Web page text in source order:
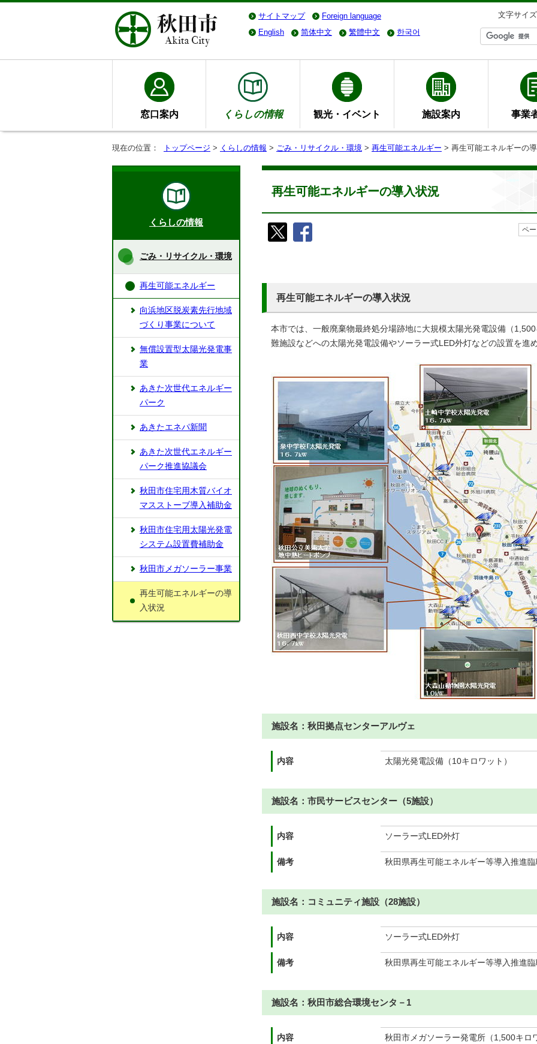
サイトマップ Foreign language 文字サイズ
English
简体中文 繁體中文 한국어
窓口案内 くらしの情報 観光・イベント 施設案内 事業
現在の位置： トップページ > くらしの情報 > ごみ・リサイクル・環境 > 再生可能エネルギー > 再生可能エネルギーの
再生可能エネルギーの導入状況
ペ
再生可能エネルギーの導入状況
本市では、一般廃棄物最終処分場跡地に大規模太陽光発電設備（
難施設などへの太陽光発電設備やソーラー式LED外灯などの設置を進
施設名：秋田拠点センターアルヴェ
内容 太陽光発電設備（10キロワット）
施設名：市民サービスセンター（5施設）
内容 ソーラー式LED外灯
備考 秋田県再生可能エネルギー等導入推進
施設名：コミュニティ施設（28施設）
内容 ソーラー式LED外灯
備考 秋田県再生可能エネルギー等導入推進
施設名：秋田市総合環境センタ－1
内容 秋田市メガソーラー発電所（1,500キロ
くらしの情報
ごみ・リサイクル・環境
再生可能エネルギー
向浜地区脱炭素先行地域
づくり事業について
無償設置型太陽光発電事
業
あきた次世代エネルギー
パーク
あきたエネパ新聞
あきた次世代エネルギー
パーク推進協議会
秋田市住宅用木質バイオ
マスストーブ導入補助金
秋田市住宅用太陽光発電
システム設置費補助金
秋田市メガソーラー事業
再生可能エネルギーの導
入状況